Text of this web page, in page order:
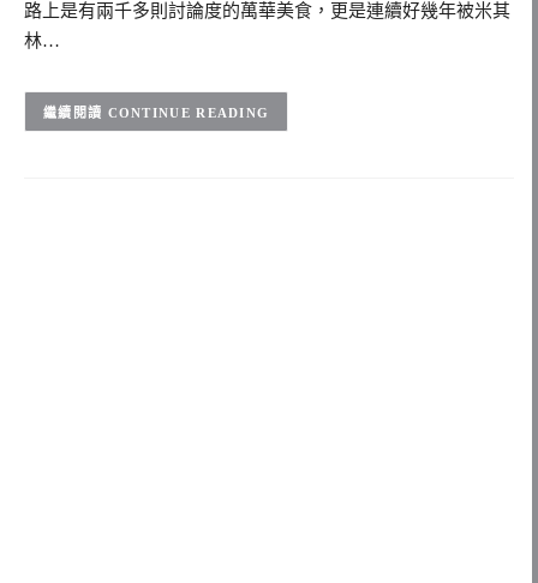
路上是有兩千多則討論度的萬華美食，更是連續好幾年被米其
林…
CONTINUE READING